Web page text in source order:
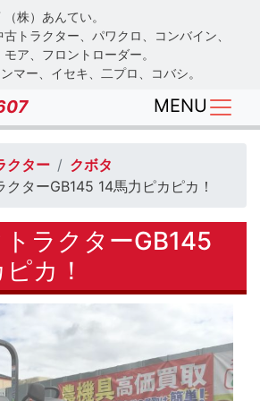
Skip
to
main
content
株）あんてい。
トラクター、パワクロ、コンバイン、
ア、フロントローダー。
マー、イセキ、二プロ、コバシ。
MENU
クター
クボタ
ターGB145 14馬力ピカピカ！
ラクターGB145
カ！